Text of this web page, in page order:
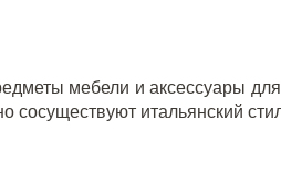
мебели и аксессуары
сосуществуют итальянский